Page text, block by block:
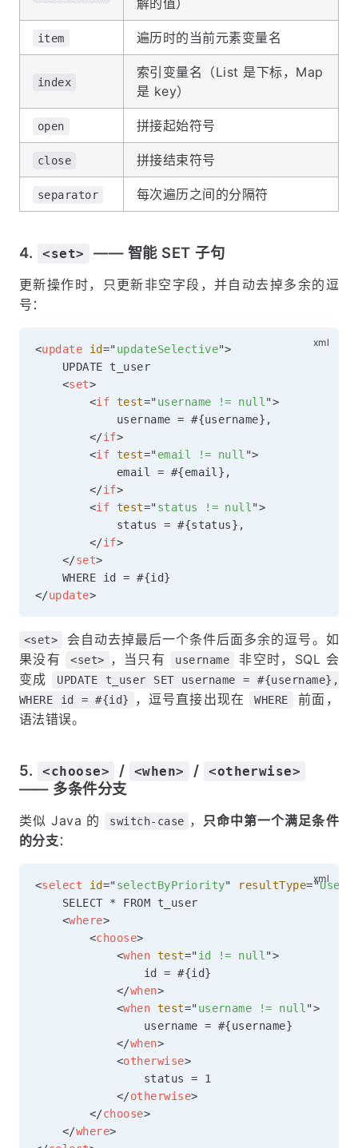
解的值）
item 遍历时的当前元素变量名
index
索引变量名（List 是下标，Map
是 key）
open 拼接起始符号
close 拼接结束符号
separator 每次遍历之间的分隔符
4. <set> —— 智能 SET 子句
更新操作时，只更新非空字段，并自动去掉多余的逗
号：
<update id="updateSelective">
    UPDATE t_user
<set>
<if test="username != null ">
            username = #{username},
</if>
<if test="email != null ">
            email = #{email},
</if>
<if test="status != null ">
            status = #{status},
</if>
</set>
</update>
<set>
会自动去掉最后一个条件后面多余的逗号。如
果没有
<set> ，当只有 username
非空时，SQL 会
变成
UPDATE t_user SET username = #{username},
WHERE id = #{id}
，逗号直接出现在 WHERE
前面，
语法错误。
5. <choose> / <when> / <otherwise>
—— 多条件分支
类似 Java 的 switch-case ， 只命中第一个满足条件
的分支：
<select id="selectByPriority" resultType="User
    SELECT * FROM t_user
<where>
<choose>
<when test="id != null ">
                id = #{id}
</when>
<when test="username != null ">
                username = #{username}
</when>
<otherwise>
                status = 1
</otherwise>
</choose>
</where>